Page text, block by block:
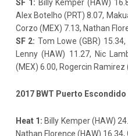
SF 1: Billy Kemper (HAW)
Alex Botelho (PRT) 8.07,
Corzo (MEX) 7.13, Nathan
SF 2: Tom Lowe (GBR)
Lenny (HAW) 11.27, Nic
(MEX) 6.00, Rogercin Ramirez
2017 BWT Puerto
Heat 1: Billy Kemper (HAW)
Nathan Florence (HAW)